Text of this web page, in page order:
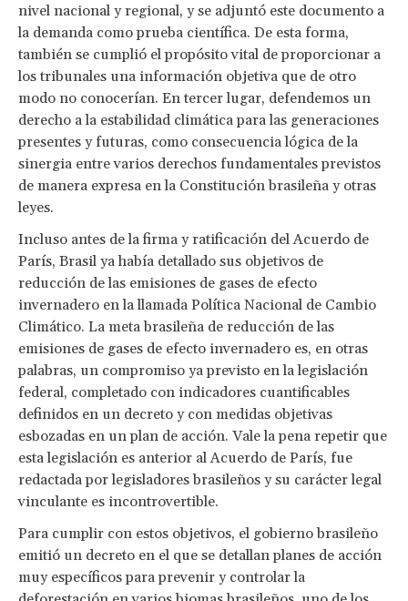
nivel nacional y regional, y se adjuntó este documento a
la demanda como prueba científica. De esta forma,
también se cumplió el propósito vital de proporcionar a
los tribunales una información objetiva que de otro
modo no conocerían. En tercer lugar, defendemos un
derecho a la estabilidad climática para las generaciones
presentes y futuras, como consecuencia lógica de la
sinergia entre varios derechos fundamentales previstos
de manera expresa en la Constitución brasileña y otras
leyes.
Incluso antes de la firma y ratificación del Acuerdo de
París, Brasil ya había detallado sus objetivos de
reducción de las emisiones de gases de efecto
invernadero en la llamada Política Nacional de Cambio
Climático. La meta brasileña de reducción de las
emisiones de gases de efecto invernadero es, en otras
palabras, un compromiso ya previsto en la legislación
federal, completado con indicadores cuantificables
definidos en un decreto y con medidas objetivas
esbozadas en un plan de acción. Vale la pena repetir que
esta legislación es anterior al Acuerdo de París, fue
redactada por legisladores brasileños y su carácter legal
vinculante es incontrovertible.
Para cumplir con estos objetivos, el gobierno brasileño
emitió un decreto en el que se detallan planes de acción
muy específicos para prevenir y controlar la